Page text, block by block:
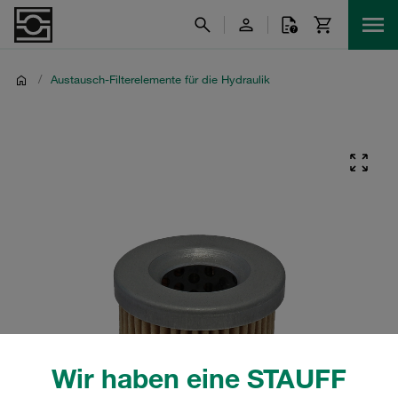
Wir haben eine STAUFF
/ Austausch-Filterelemente für die Hydraulik